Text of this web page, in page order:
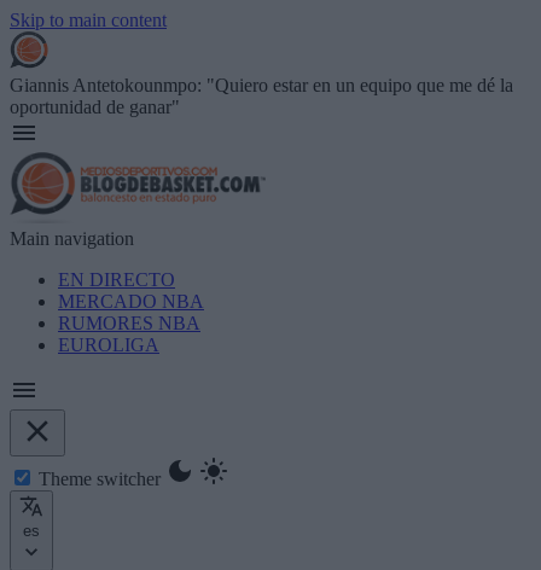
Skip to main content
Giannis Antetokounmpo: "Quiero estar en un equipo que me dé la
oportunidad de ganar"
Main navigation
EN DIRECTO
MERCADO NBA
RUMORES NBA
EUROLIGA
Theme switcher
es